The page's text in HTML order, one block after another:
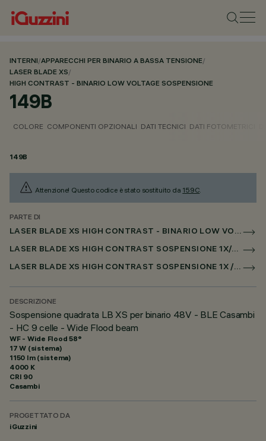
INTERNI/APPARECCHI PER BINARIO A BASSA TENSIONE/
LASER BLADE XS/
HIGH CONTRAST - BINARIO LOW VOLTAGE SOSPENSIONE
149B
COLORE COMPONENTI OPZIONALI DATI TECNICI DATI FOTOMETRICI
149B
Attenzione! Questo codice è stato sostituito da 159C.
PARTE DI
LASER BLADE XS HIGH CONTRAST - BINARIO LOW VOLTAGE SOSPENSIONE
LASER BLADE XS HIGH CONTRAST SOSPENSIONE 1X/4X/9X PER BINARIO LOW VOLTAGE CASAMBI
LASER BLADE XS HIGH CONTRAST SOSPENSIONE 1X / 4X / 9X PER SUPERRAIL CASAMBI
DESCRIZIONE
Sospensione quadrata LB XS per binario 48V - BLE Casambi
- HC 9 celle - Wide Flood beam
WF - Wide Flood 58°
17 W (sistema)
1150 lm (sistema)
4000 K
CRI 90
Casambi
PROGETTATO DA
iGuzzini